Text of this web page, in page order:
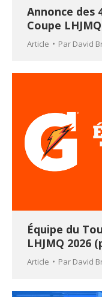
Annonce des
Coupe
Article Par David
Équipe du
LHJMQ
Article Par David